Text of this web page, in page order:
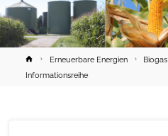
HomeErneuerbare Energien Biogas
Informationsreihe